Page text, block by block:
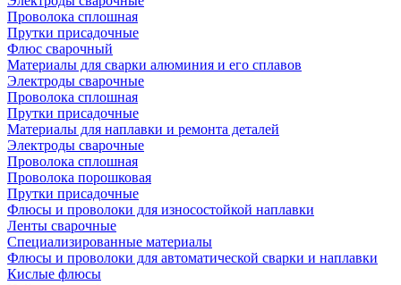
Проволока сплошная
Прутки присадочные
Флюс сварочный
Материалы для сварки алюминия и его сплавов
Электроды сварочные
Проволока сплошная
Прутки присадочные
Материалы для наплавки и ремонта деталей
Электроды сварочные
Проволока сплошная
Проволока порошковая
Прутки присадочные
Флюсы и проволоки для износостойкой наплавки
Ленты сварочные
Специализированные материалы
Флюсы и проволоки для автоматической сварки и наплавки
Кислые флюсы